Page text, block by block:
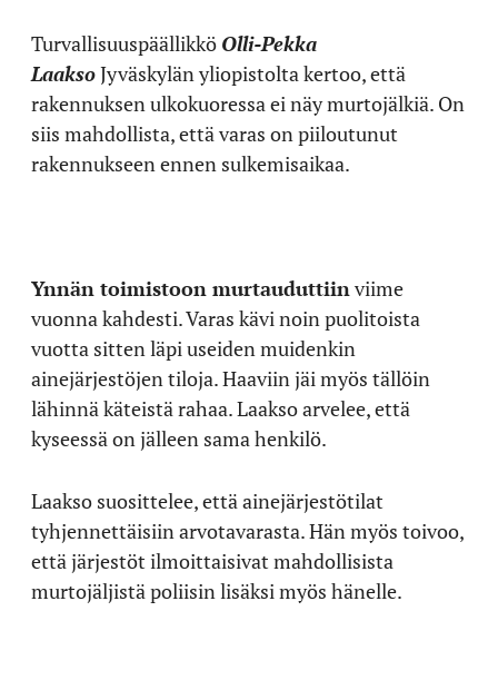
Turvallisuuspäällikkö Olli-Pekka
LaaksoJyväskylän yliopistolta kertoo, että
rakennuksen ulkokuoressa ei näy murtojälkiä. On
siis mahdollista, että varas on piiloutunut
rakennukseen ennen sulkemisaikaa.
Ynnän toimistoon murtauduttiin viime
vuonna kahdesti. Varas kävi noin puolitoista
vuotta sitten läpi useiden muidenkin
ainejärjestöjen tiloja. Haaviin jäi myös tällöin
lähinnä käteistä rahaa. Laakso arvelee, että
kyseessä on jälleen sama henkilö.
Laakso suosittelee, että ainejärjestötilat
tyhjennettäisiin arvotavarasta. Hän myös toivoo,
että järjestöt ilmoittaisivat mahdollisista
murtojäljistä poliisin lisäksi myös hänelle.